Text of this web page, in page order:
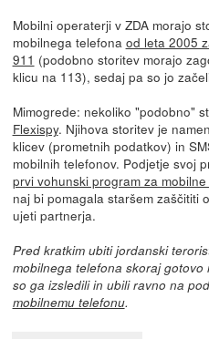
Mobilni operaterji v ZDA morajo
mobilnega telefona od leta 2005
911 (podobno storitev morajo
klicu na 113), sedaj pa so jo
Mimogrede: nekoliko "podobno"
Flexispy. Njihova storitev je
klicev (prometnih podatkov) in
mobilnih telefonov. Podjetje svoj
prvi vohunski program za
naj bi pomagala staršem zaščititi
ujeti partnerja.
Pred kratkim ubiti jordanski
mobilnega telefona skoraj
so ga izsledili in ubili ravno na
mobilnemu telefonu.